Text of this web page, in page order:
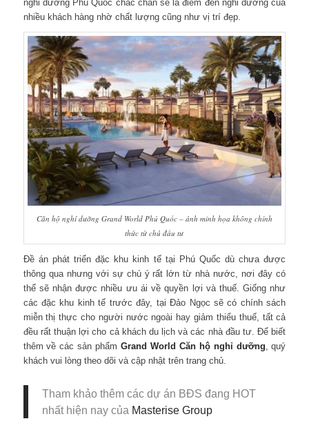
nghỉ dưỡng Phú Quốc chắc chắn sẽ là điểm đến nghỉ dưỡng của
nhiều khách hàng nhờ chất lượng cũng như vị trí đẹp.
Căn hộ nghỉ dưỡng Grand World Phú Quốc – ảnh minh họa không chính
thức từ chủ đầu tư
Đề án phát triển đặc khu kinh tế tại Phú Quốc dù chưa được
thông qua nhưng với sự chú ý rất lớn từ nhà nước, nơi đây có
thể sẽ nhận được nhiều ưu ái về quyền lợi và thuế. Giống như
các đặc khu kinh tế trước đây, tại Đảo Ngọc sẽ có chính sách
miễn thị thực cho người nước ngoài hay giảm thiểu thuế, tất cả
đều rất thuận lợi cho cả khách du lịch và các nhà đầu tư. Để biết
thêm về các sản phẩmGrand World Căn hộ nghỉ dưỡng, quý
khách vui lòng theo dõi và cập nhật trên trang chủ.
Tham khảo thêm các dự án BĐS đang HOT
nhất hiện nay của Masterise Group